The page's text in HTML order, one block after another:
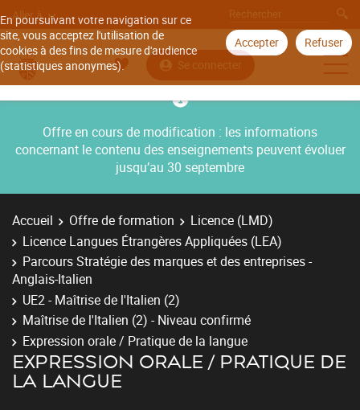
En poursuivant votre navigation sur ce
site, vous acceptez l'utilisation de
cookies à des fins de mesure d'audience
(statistiques anonymes).
Accepter Refuser
Aller à
Se connecter
Offre en cours de modification : les informations
concernant le contenu des enseignements peuvent évoluer
jusqu’au 30 septembre
Accueil Offre de formation
Licence (LMD)
Licence Langues Étrangères Appliquées (LEA)
Parcours Stratégie des marques et des entreprises -
Anglais-Italien
UE2 - Maîtrise de l'Italien (2)
Maîtrise de l'Italien (2) - Niveau confirmé
Expression orale / Pratique de la langue
EXPRESSION ORALE / PRATIQUE DE
LA LANGUE